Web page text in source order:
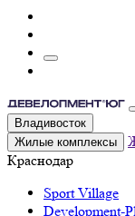
Владивосток
Жилые комплексы
Краснодар
Sport Village
Development-